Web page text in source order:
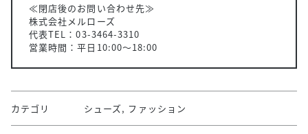
≪閉店後のお問い合わせ先≫
株式会社メルローズ
代表TEL：03-3464-3310
営業時間：平日10:00～18:00
カテゴリ シューズ, ファッション